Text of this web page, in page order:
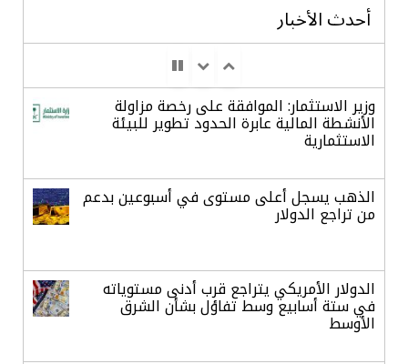
أحدث الأخبار
وزير الاستثمار: الموافقة على رخصة مزاولة
الأنشطة المالية عابرة الحدود تطوير للبيئة
الاستثمارية
الذهب يسجل أعلى مستوى في أسبوعين بدعم
من تراجع الدولار
الدولار الأمريكي يتراجع قرب أدنى مستوياته
في ستة أسابيع وسط تفاؤل بشأن الشرق
الأوسط